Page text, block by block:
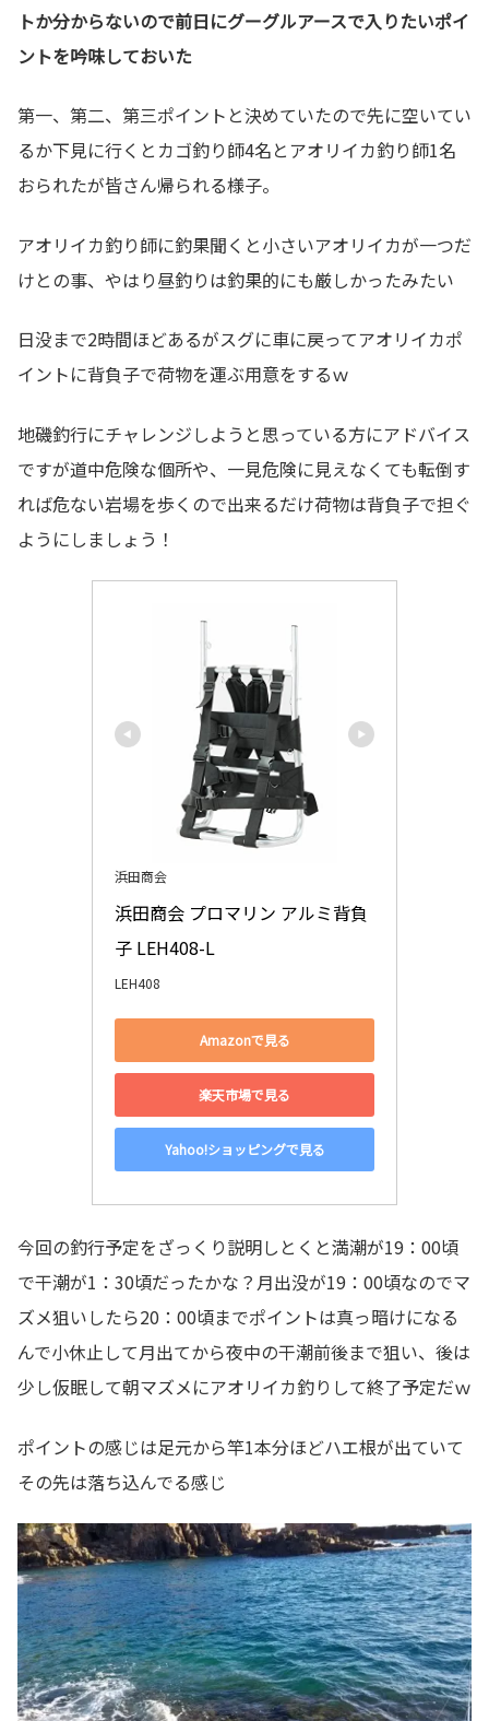
トか分からないので前日にグーグルアースで入りたいポイ
ントを吟味しておいた
第一、第二、第三ポイントと決めていたので先に空いてい
るか下見に行くとカゴ釣り師4名とアオリイカ釣り師1名
おられたが皆さん帰られる様子。
アオリイカ釣り師に釣果聞くと小さいアオリイカが一つだ
けとの事、やはり昼釣りは釣果的にも厳しかったみたい
日没まで2時間ほどあるがスグに車に戻ってアオリイカポ
イントに背負子で荷物を運ぶ用意をするｗ
地磯釣行にチャレンジしようと思っている方にアドバイス
ですが道中危険な個所や、一見危険に見えなくても転倒す
れば危ない岩場を歩くので出来るだけ荷物は背負子で担ぐ
ようにしましょう！
浜田商会
浜田商会 プロマリン アルミ背負
子 LEH408-L
LEH408
Amazonで見る
楽天市場で見る
Yahoo!ショッピングで見る
今回の釣行予定をざっくり説明しとくと満潮が19：00頃
で干潮が1：30頃だったかな？月出没が19：00頃なのでマ
ズメ狙いしたら20：00頃までポイントは真っ暗けになる
んで小休止して月出てから夜中の干潮前後まで狙い、後は
少し仮眠して朝マズメにアオリイカ釣りして終了予定だｗ
ポイントの感じは足元から竿1本分ほどハエ根が出ていて
その先は落ち込んでる感じ